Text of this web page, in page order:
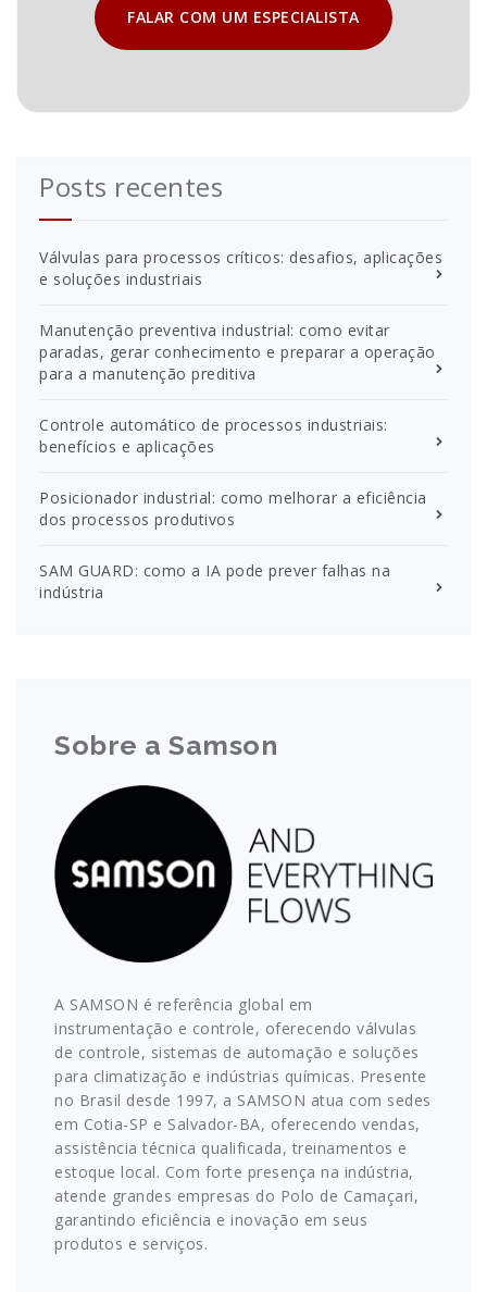
FALAR COM UM ESPECIALISTA
Posts recentes
Válvulas para processos críticos: desafios, aplicações
e soluções industriais
Manutenção preventiva industrial: como evitar
paradas, gerar conhecimento e preparar a operação
para a manutenção preditiva
Controle automático de processos industriais:
benefícios e aplicações
Posicionador industrial: como melhorar a eficiência
dos processos produtivos
SAM GUARD: como a IA pode prever falhas na
indústria
Sobre a Samson
A SAMSON é referência global em
instrumentação e controle, oferecendo válvulas
de controle, sistemas de automação e soluções
para climatização e indústrias químicas. Presente
no Brasil desde 1997, a SAMSON atua com sedes
em Cotia-SP e Salvador-BA, oferecendo vendas,
assistência técnica qualificada, treinamentos e
estoque local. Com forte presença na indústria,
atende grandes empresas do Polo de Camaçari,
garantindo eficiência e inovação em seus
produtos e serviços.